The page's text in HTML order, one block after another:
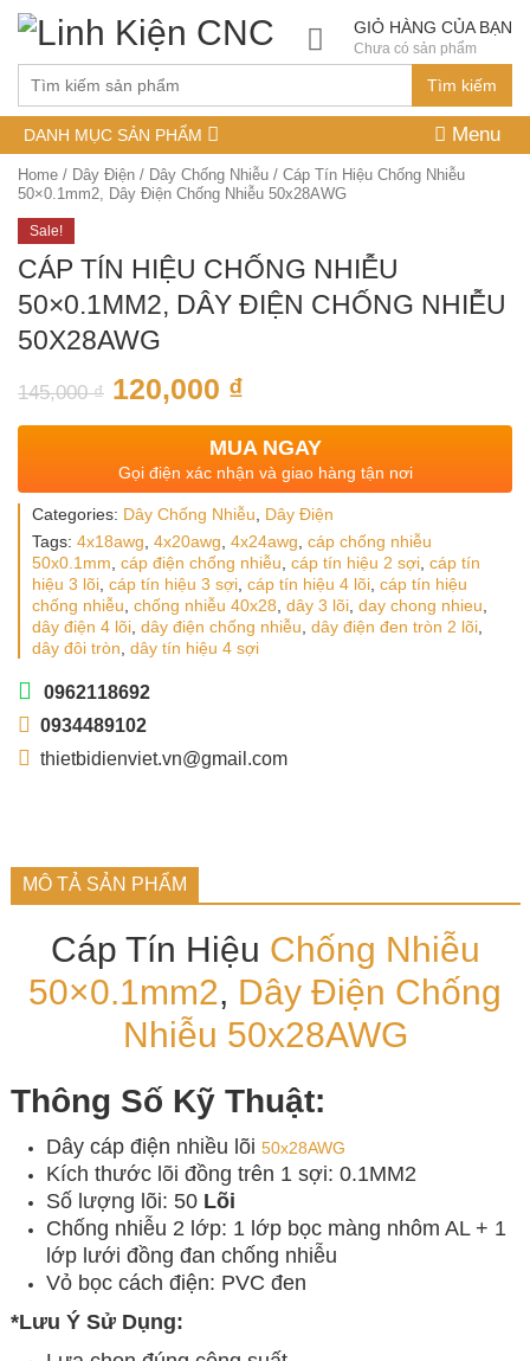
Tìm kiếm
GIỎ HÀNG CỦA BẠN
Chưa có sản phẩm
DANH MỤC SẢN PHẨM Menu
Home / Dây Điện / Dây Chống Nhiễu / Cáp Tín Hiệu Chống Nhiễu
50×0.1mm2, Dây Điện Chống Nhiễu 50x28AWG
Sale!
CÁP TÍN HIỆU CHỐNG NHIỄU
50×0.1MM2, DÂY ĐIỆN CHỐNG NHIỄU
50X28AWG
145,000₫ 120,000 ₫
MUA NGAY
Gọi điện xác nhận và giao hàng tận nơi
Categories: Dây Chống Nhiễu, Dây Điện
Tags: 4x18awg, 4x20awg, 4x24awg, cáp chống nhiễu
50x0.1mm, cáp điện chống nhiễu, cáp tín hiệu 2 sợi, cáp tín
hiệu 3 lõi, cáp tín hiệu 3 sợi, cáp tín hiệu 4 lõi, cáp tín hiệu
chống nhiễu, chống nhiễu 40x28, dây 3 lõi, day chong nhieu,
dây điện 4 lõi, dây điện chống nhiễu, dây điện đen tròn 2 lõi,
dây đôi tròn, dây tín hiệu 4 sợi
0962118692
0934489102
thietbidienviet.vn@gmail.com
MÔ TẢ SẢN PHẨM
Cáp Tín Hiệu Chống Nhiễu
50×0.1mm2, Dây Điện Chống
Nhiễu 50x28AWG
Thông Số Kỹ Thuật:
Dây cáp điện nhiều lõi 50x28AWG
Kích thước lõi đồng trên 1 sợi: 0.1MM2
Số lượng lõi: 50Lõi
Chống nhiễu 2 lớp: 1 lớp bọc màng nhôm AL + 1
lớp lưới đồng đan chống nhiễu
Vỏ bọc cách điện: PVC đen
*Lưu Ý Sử Dụng: